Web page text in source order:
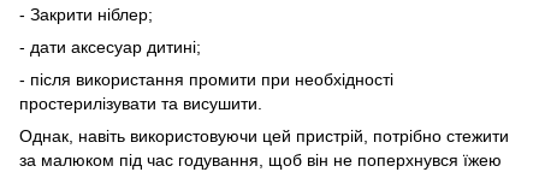
- Закрити ніблер;
- дати аксесуар дитині;
- після використання промити при необхідності
простерилізувати та висушити.
Однак, навіть використовуючи цей пристрій, потрібно стежити
за малюком під час годування, щоб він не поперхнувся їжею